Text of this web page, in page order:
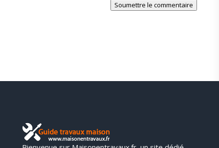
Soumettre le commentaire